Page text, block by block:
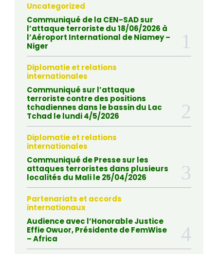
Uncategorized
Communiqué de la CEN-SAD sur
l’attaque terroriste du 18/06/2026 à
l’Aéroport International de Niamey –
Niger
Diplomatie et relations
internationales
Communiqué sur l’attaque
terroriste contre des positions
tchadiennes dans le bassin du Lac
Tchad le lundi 4/5/2026
Diplomatie et relations
internationales
Communiqué de Presse sur les
attaques terroristes dans plusieurs
localités du Mali le 25/04/2026
Partenariats et accords
internationaux
Audience avec l’Honorable Justice
Effie Owuor, Présidente de FemWise
– Africa